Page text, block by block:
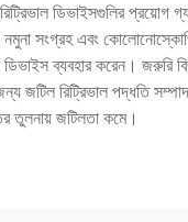
ডিভাইসগুলির প্রয়োগ
নমুনা সংগ্রহ এবং
ব্যবহার করেন। জরুরি
জটিল রিট্রিভাল পদ্ধতি
তুলনায় জটিলতা কমে।